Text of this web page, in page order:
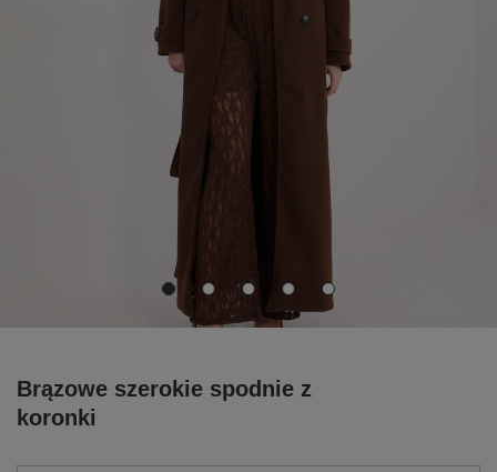
Brązowe szerokie spodnie z
koronki